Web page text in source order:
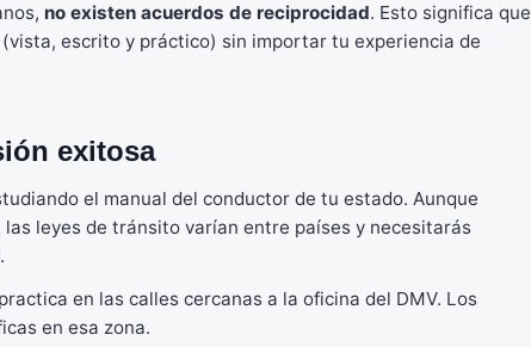
no existen acuerdos de reciprocidad. Esto significa que
escrito y práctico) sin importar tu experiencia de
exitosa
el manual del conductor de tu estado. Aunque
leyes de tránsito varían entre países y necesitarás
en las calles cercanas a la oficina del DMV. Los
en esa zona.